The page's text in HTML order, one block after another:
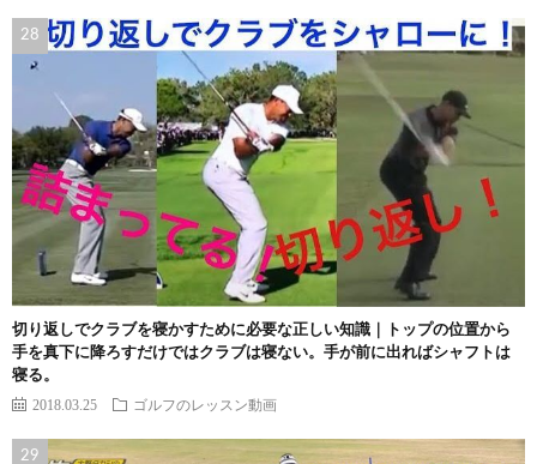
切り返しでクラブを寝かすために必要な正しい知識｜トップの位置から
手を真下に降ろすだけではクラブは寝ない。手が前に出ればシャフトは
寝る。
2018.03.25 ゴルフのレッスン動画